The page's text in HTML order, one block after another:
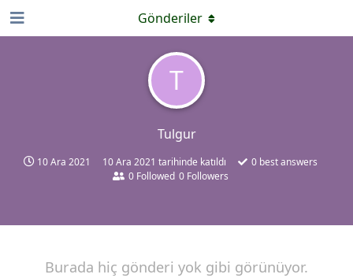
T
Tulgur
10 Ara 2021 10 Ara 2021 tarihinde katıldı 0 best answers
0 Followed 0 Followers
Gönderiler
Burada hiç gönderi yok gibi görünüyor.